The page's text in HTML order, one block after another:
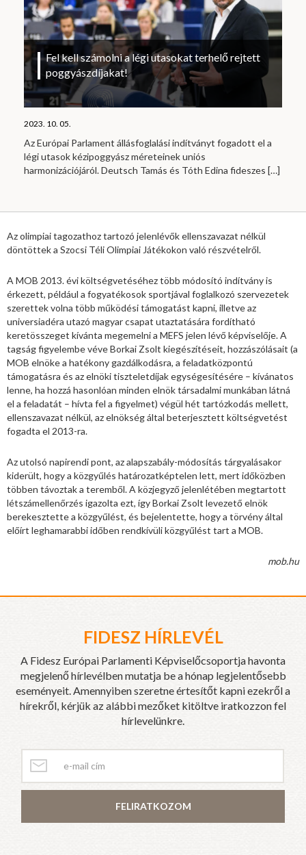
Fel kell számolni a légi utasokat terhelő rejtett
poggyászdíjakat!
2023. 10. 05.
Az Európai Parlament állásfoglalási indítványt fogadott el a
légi utasok kézipoggyász méreteinek uniós
harmonizációjáról. Deutsch Tamás és Tóth Edina fideszes […]
Az olimpiai tagozathoz tartozó jelenlévők ellenszavazat nélkül
döntöttek a Szocsi Téli Olimpiai Játékokon való részvételről.
A MOB 2013. évi költségvetéséhez több módosító indítvány is
érkezett, például a fogyatékosok sportjával foglalkozó szervezetek
szerettek volna több működési támogatást kapni, illetve az
universiadéra utazó magyar csapat utaztatására fordítható
keretösszeget kívánta megemelni a MEFS jelen lévő képviselője. A
tagság figyelembe véve Borkai Zsolt kiegészítéseit, hozzászólásait (a
MOB elnöke a hatékony gazdálkodásra, a feladatközpontú
támogatásra és az elnöki tiszteletdíjak egységesítésére – kívánatos
lenne, ha hozzá hasonlóan minden elnök társadalmi munkában látná
el a feladatát – hívta fel a figyelmet) végül hét tartózkodás mellett,
ellenszavazat nélkül, az elnökség által beterjesztett költségvetést
fogadta el 2013-ra.
Az utolsó napirendi pont, az alapszabály-módosítás tárgyalásakor
kiderült, hogy a közgyűlés határozatképtelen lett, mert időközben
többen távoztak a teremből. A közjegyző jelenlétében megtartott
létszámellenőrzés igazolta ezt, így Borkai Zsolt levezető elnök
berekesztette a közgyűlést, és bejelentette, hogy a törvény által
előírt leghamarabbi időben rendkívüli közgyűlést tart a MOB.
mob.hu
FIDESZ HÍRLEVÉL
A Fidesz Európai Parlamenti Képviselőcsoportja havonta
megjelenő hírlevélben mutatja be a hónap legjelentősebb
eseményeit. Amennyiben szeretne értesítőt kapni ezekről a
hírekről, kérjük az alábbi mezőket kitöltve iratkozzon fel
hírlevelünkre.
FELIRATKOZOM